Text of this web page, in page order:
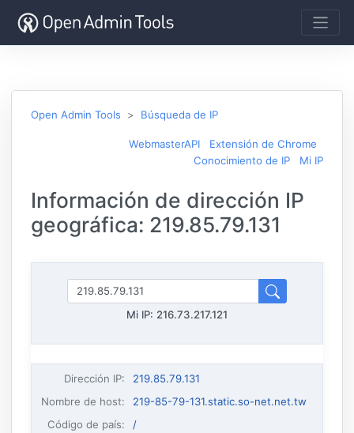
Open Admin Tools Búsqueda de IP
WebmasterAPI
Extensión de Chrome
Conocimiento de IP
Mi IP
Información de dirección IP
geográfica: 219.85.79.131
Mi IP: 216.73.217.121
Dirección IP:
219.85.79.131
Nombre de host:
219-85-79-131.static.so-net.net.tw
Código de país:
/